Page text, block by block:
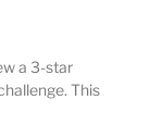
a 3-star
This